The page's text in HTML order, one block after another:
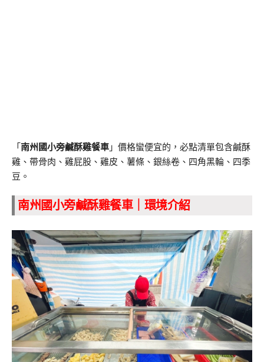
「 南州國小旁鹹酥雞餐車 」價格蠻便宜的，必點清單包含鹹酥
雞、帶骨肉、雞屁股、雞皮、薯條、銀絲卷、四角黑輪、四季
豆。
南州國小旁鹹酥雞餐車｜環境介紹